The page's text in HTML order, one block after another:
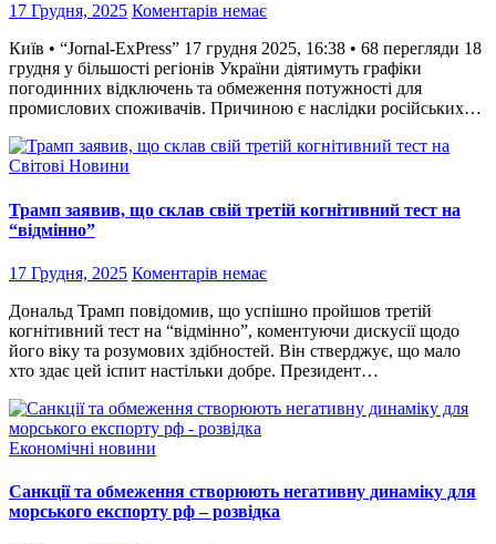
17 Грудня, 2025 Коментарів немає
Київ • “Jornal-ExPress” 17 грудня 2025, 16:38 • 68 перегляди 18
грудня у більшості регіонів України діятимуть графіки
погодинних відключень та обмеження потужності для
промислових споживачів. Причиною є наслідки російських…
Світові Новини
Трамп заявив, що склав свій третій когнітивний тест на
“відмінно”
17 Грудня, 2025 Коментарів немає
Дональд Трамп повідомив, що успішно пройшов третій
когнітивний тест на “відмінно”, коментуючи дискусії щодо
його віку та розумових здібностей. Він стверджує, що мало
хто здає цей іспит настільки добре. Президент…
Економічні новини
Санкції та обмеження створюють негативну динаміку для
морського експорту рф – розвідка